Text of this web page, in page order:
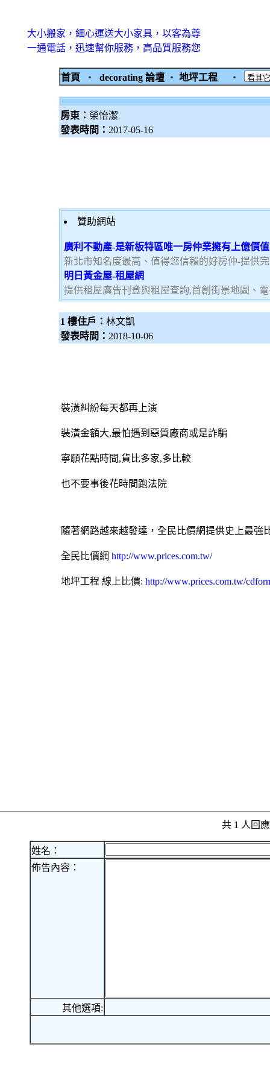
大小搬家，細心運送大小家具，以客為尊
一通電話，迅速幫你服務，高品質服務您
首頁 ‧ decorating 論壇 ‧ 地坪工程 ‧
房東： 榮怡潔
發表時間： 2017-05-16
贊助網站
廣利不動產-是新板特區唯一房仲業擁有上億價
新北市知名度最高、值得您信賴的好房仲-提供
明日黃金屋-租屋網
提供租屋廣告刊登與租屋查詢,首創街景地圖、
1 樓住戶： 林文凱
發表時間： 2018-10-06
裝潢糾紛每天都再上演
裝潢金額大,最怕遇到惡質廠商或是詐騙
寧願花點時間,貨比多家,多比較
也不要事後花時間跑法院
隨著網路越來越發達， 全民比價網提供史上最強
全民比價網 http://www.prices.com.tw/
地坪工程 線上比價: http://www.prices.com.tw/
共 1 人回
姓名：
佈告內容：
其他選項: